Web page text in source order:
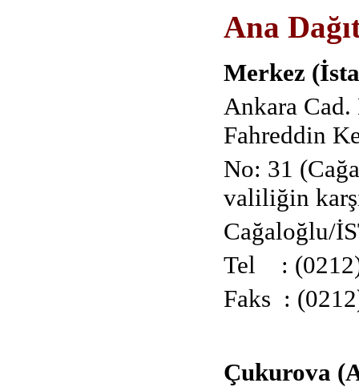
Ana
Merkez
Ankara
Fahreddin
No: 31
valiliğin
Cağaloğlu/
Tel :
Faks :
Çukurova